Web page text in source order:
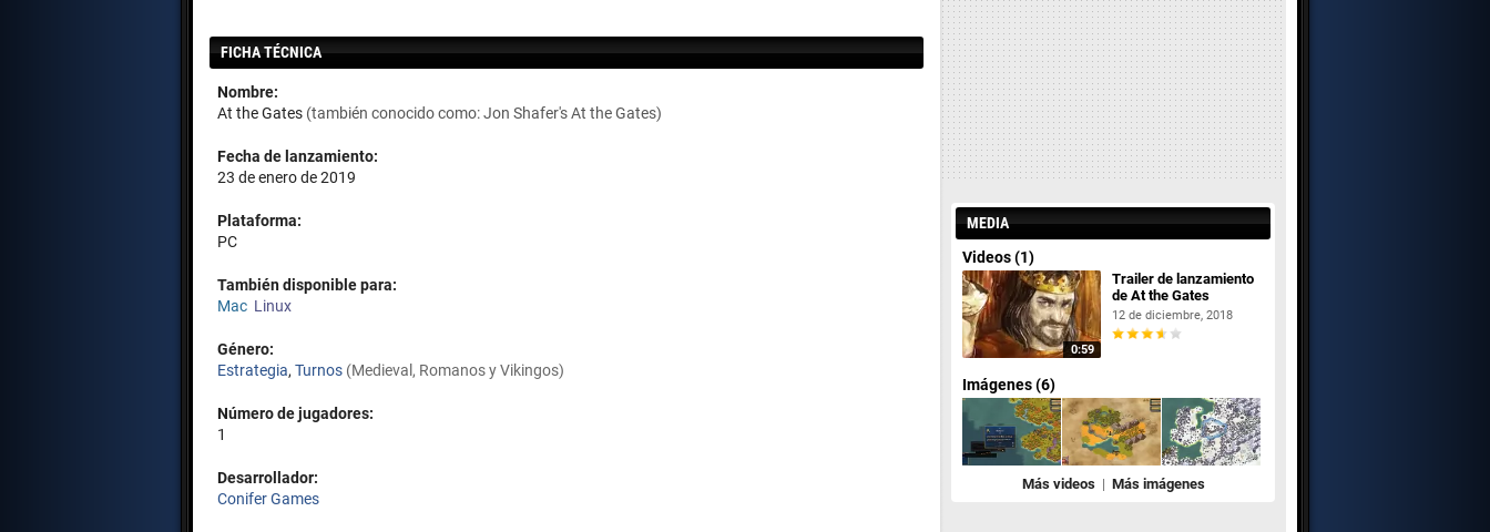
FICHA TÉCNICA
Nombre:
At the Gates (también conocido como: Jon Shafer's At the Gates)
Fecha de lanzamiento:
23 de enero de 2019
Plataforma:
PC
También disponible para:
Mac Linux
Género:
Estrategia, Turnos (Medieval, Romanos y Vikingos)
Número de jugadores:
1
Desarrollador:
Conifer Games
MEDIA
Videos (1)
0:59
Trailer de lanzamiento
de At the Gates
12 de diciembre, 2018
Imágenes (6)
Más videos| Más imágenes